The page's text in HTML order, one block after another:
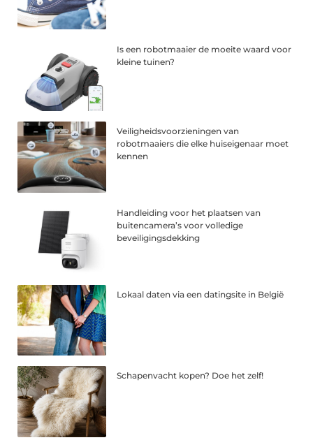
Is een robotmaaier de moeite waard voor
kleine tuinen?
Veiligheidsvoorzieningen van
robotmaaiers die elke huiseigenaar moet
kennen
Handleiding voor het plaatsen van
buitencamera’s voor volledige
beveiligingsdekking
Lokaal daten via een datingsite in België
Schapenvacht kopen? Doe het zelf!